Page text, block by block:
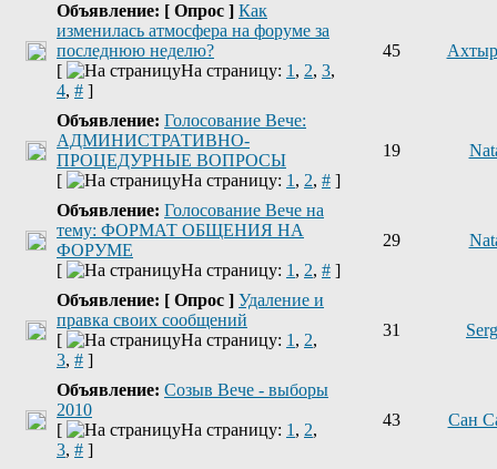
Объявление: [ Опрос ] Как
изменилась атмосфера на форуме за
последнюю неделю?
[
На страницу: 1 , 2, 3,
4, # ]
45
Объявление: Голосование Вече:
АДМИНИСТРАТИВНО-
ПРОЦЕДУРНЫЕ ВОПРОСЫ
[
На страницу: 1 , 2, # ]
19
Объявление: Голосование Вече на
тему: ФОРМАТ ОБЩЕНИЯ НА
ФОРУМЕ
[
На страницу: 1 , 2, # ]
29
Объявление: [ Опрос ] Удаление и
правка своих сообщений
[
На страницу: 1 , 2,
3, # ]
31
Объявление: Созыв Вече - выборы
2010
[
На страницу: 1 , 2,
3, # ]
43 Сан